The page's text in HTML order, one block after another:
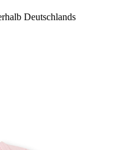
Deutschlands